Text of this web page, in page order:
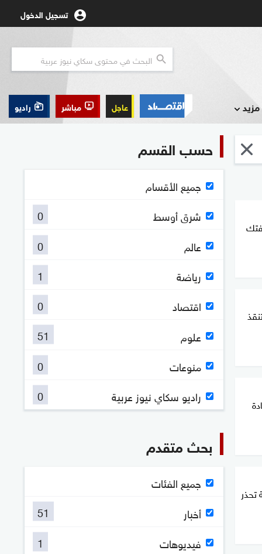
تسجيل الدخول
مزيد عاجل مباشر راديو
تحذر
حسب القسم
جميع الأقسام
شرق أوسط
0
عالم
0
رياضة
1
اقتصاد
0
علوم
51
منوعات
0
راديو سكاي نيوز عربية
0
بحث متقدم
جميع الفئات
أخبار
51
فيديوهات
1